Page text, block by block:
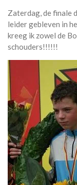
Zaterdag, de finale
leider gebleven in
kreeg ik zowel de
schouders!!!!!!